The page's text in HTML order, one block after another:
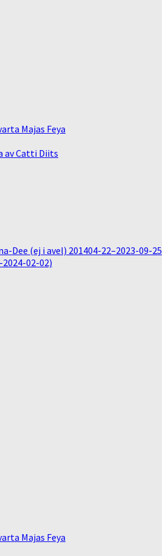
Majas Feya
av Catti Diits
Dee (ej i avel) 201404-22–2023-09-25
02-02)
Majas Feya